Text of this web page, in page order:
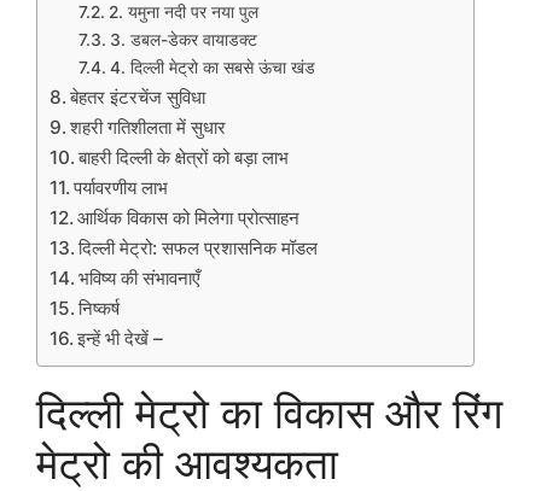
2. यमुना नदी पर नया पुल
3. डबल-डेकर वायाडक्ट
4. दिल्ली मेट्रो का सबसे ऊंचा खंड
बेहतर इंटरचेंज सुविधा
शहरी गतिशीलता में सुधार
बाहरी दिल्ली के क्षेत्रों को बड़ा लाभ
पर्यावरणीय लाभ
आर्थिक विकास को मिलेगा प्रोत्साहन
दिल्ली मेट्रो: सफल प्रशासनिक मॉडल
भविष्य की संभावनाएँ
निष्कर्ष
इन्हें भी देखें –
दिल्ली मेट्रो का विकास और रिंग
मेट्रो की आवश्यकता